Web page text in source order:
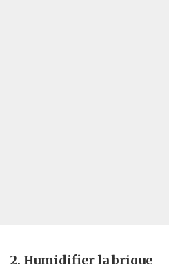
2. Humidifier la brique